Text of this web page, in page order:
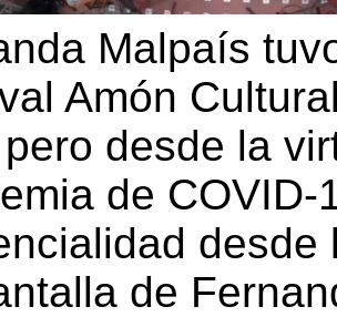
Malpaís
Amón
desde la
de
de